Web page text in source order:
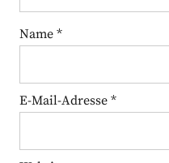
Name *
E-Mail-Adresse *